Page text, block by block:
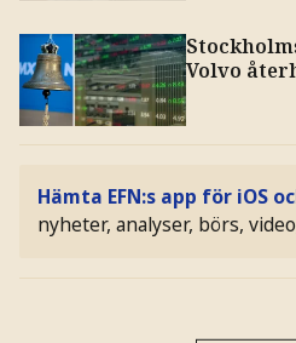
Volvo
Hämta EFN:s app för iOS
nyheter, analyser, börs,